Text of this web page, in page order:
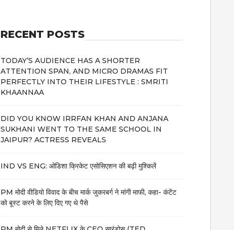
RECENT POSTS
TODAY’S AUDIENCE HAS A SHORTER
ATTENTION SPAN, AND MICRO DRAMAS FIT
PERFECTLY INTO THEIR LIFESTYLE : SMRITI
KHAANNAA
DID YOU KNOW IRRFAN KHAN AND ANJANA
SUKHANI WENT TO THE SAME SCHOOL IN
JAIPUR? ACTRESS REVEALS
IND VS ENG: ओडिशा क्रिकेट एसोसिएशन की बढ़ी मुश्किलें
PM मोदी वीडियो विवाद के बीच मार्क जुकरबर्ग ने मांगी माफी, कहा- कंटेंट
को बूस्ट करने के लिए दिए गए थे पैसे